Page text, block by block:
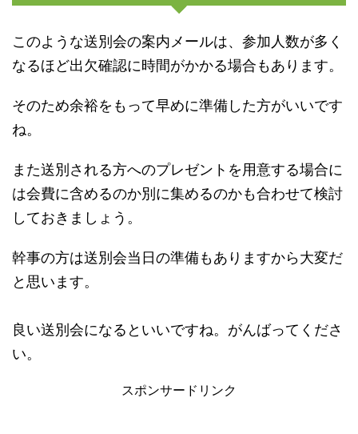
このような送別会の案内メールは、参加人数が多く
なるほど出欠確認に時間がかかる場合もあります。
そのため余裕をもって早めに準備した方がいいです
ね。
また送別される方へのプレゼントを用意する場合に
は会費に含めるのか別に集めるのかも合わせて検討
しておきましょう。
幹事の方は送別会当日の準備もありますから大変だ
と思います。
良い送別会になるといいですね。がんばってくださ
い。
スポンサードリンク